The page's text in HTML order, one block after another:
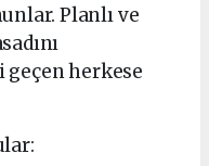
Planlı ve
herkese